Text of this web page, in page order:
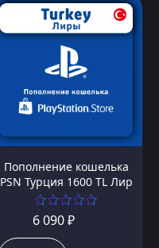
Пополнение кошелька
PSN Турция 1600 TL Лир
6 090 ₽